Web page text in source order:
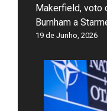
Makerfield, voto
Burnham a
19 de Junho, 2026